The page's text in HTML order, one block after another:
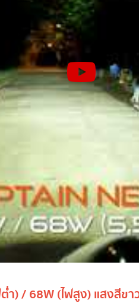
ต่ำ) / 68W (ไฟสูง) แสงสีข